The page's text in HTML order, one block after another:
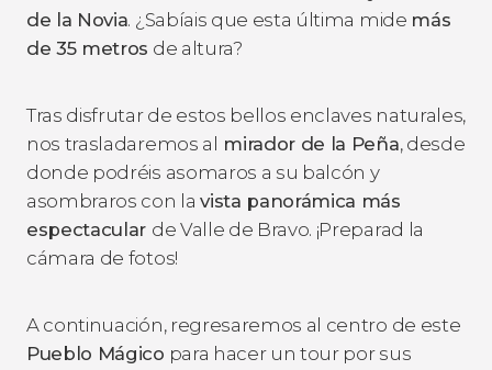
de la Novia. ¿Sabíais que esta última mide más
de 35 metros de altura?
Tras disfrutar de estos bellos enclaves naturales,
nos trasladaremos al
mirador de la Peña, desde
donde podréis asomaros a su balcón y
asombraros con lavista panorámica más
espectacular de Valle de Bravo. ¡Preparad la
cámara de fotos!
A continuación, regresaremos al centro de este
Pueblo Mágico para hacer un tour por sus